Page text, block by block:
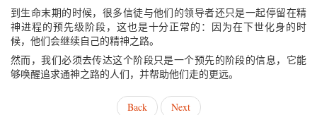
到生命末期的时候，很多信徒与他们的领导者还只是一起停留在精
神进程的预先级阶段，这也是十分正常的：因为在下世化身的时
候，他们会继续自己的精神之路。
然而，我们必须去传达这个阶段只是一个预先的阶段的信息，它能
够唤醒追求通神之路的人们，并帮助他们走的更远。
Back Next